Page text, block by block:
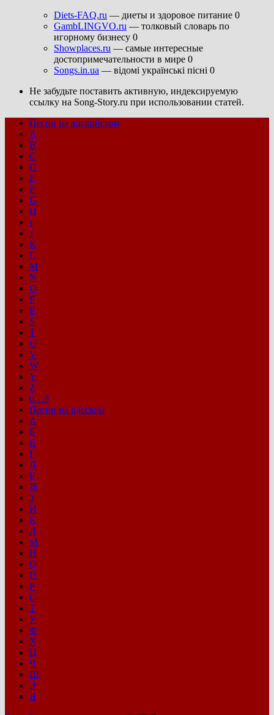
Diets-FAQ.ru — диеты и здоровое питание 0
GambLINGVO.ru — толковый словарь по
игорному бизнесу 0
Showplaces.ru — самые интересные
достопримечательности в мире 0
Songs.in.ua — відомі українські пісні 0
Не забудьте поставить активную, индексируемую
ссылку на Song-Story.ru при использовании статей.
Песни на английском
A
B
C
D
E
F
G
H
I
J
K
L
M
N
O
P
R
S
T
U
V
W
Y
Z
0…9
Песни на русском
А
Б
В
Г
Д
Е
Ж
З
И
К
Л
М
Н
О
П
Р
С
Т
У
Ф
Х
Ц
Ч
Ш
Э
Я